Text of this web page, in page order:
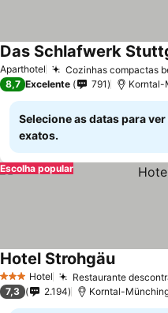
Aparthotel Cozinhas compactas
Ver preços
8,7 Excelente 791 Korntal-
Selecione as datas para
exatos.
Escolha popular
3 EstrelasHotel Restaurante
Hotel StrohgäuVer
7,3 2.194 Korntal-